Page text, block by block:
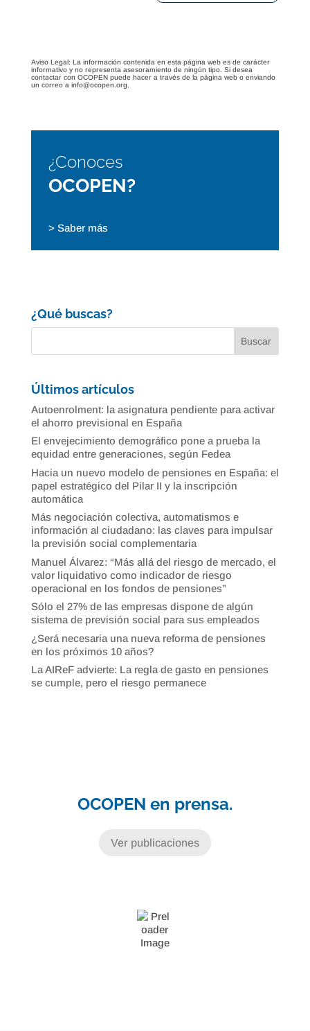
Aviso Legal: La información contenida en esta página web es de carácter
informativo y no representa asesoramiento de ningún tipo. Si desea
contactar con OCOPEN puede hacer a través de la página web o enviando
un correo a info@ocopen.org.
¿Conoces
OCOPEN?
> Saber más
¿Qué buscas?
Últimos artículos
Autoenrolment: la asignatura pendiente para activar
el ahorro previsional en España
El envejecimiento demográfico pone a prueba la
equidad entre generaciones, según Fedea
Hacia un nuevo modelo de pensiones en España: el
papel estratégico del Pilar II y la inscripción
automática
Más negociación colectiva, automatismos e
información al ciudadano: las claves para impulsar
la previsión social complementaria
Manuel Álvarez: “Más allá del riesgo de mercado, el
valor liquidativo como indicador de riesgo
operacional en los fondos de pensiones”
Sólo el 27% de las empresas dispone de algún
sistema de previsión social para sus empleados
¿Será necesaria una nueva reforma de pensiones
en los próximos 10 años?
La AIReF advierte: La regla de gasto en pensiones
se cumple, pero el riesgo permanece
OCOPEN en prensa.
Ver publicaciones